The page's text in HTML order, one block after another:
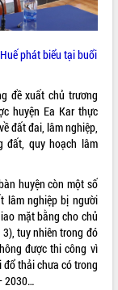
phát biểu tại buổi
đề xuất chủ trương
huyện Ea Kar thực
đất đai, lâm nghiệp,
đất, quy hoạch lâm
huyện còn một số
lâm nghiệp bị người
mặt bằng cho chủ
tuy nhiên trong đó
được thi công vì
đổ thải chưa có trong
2030…